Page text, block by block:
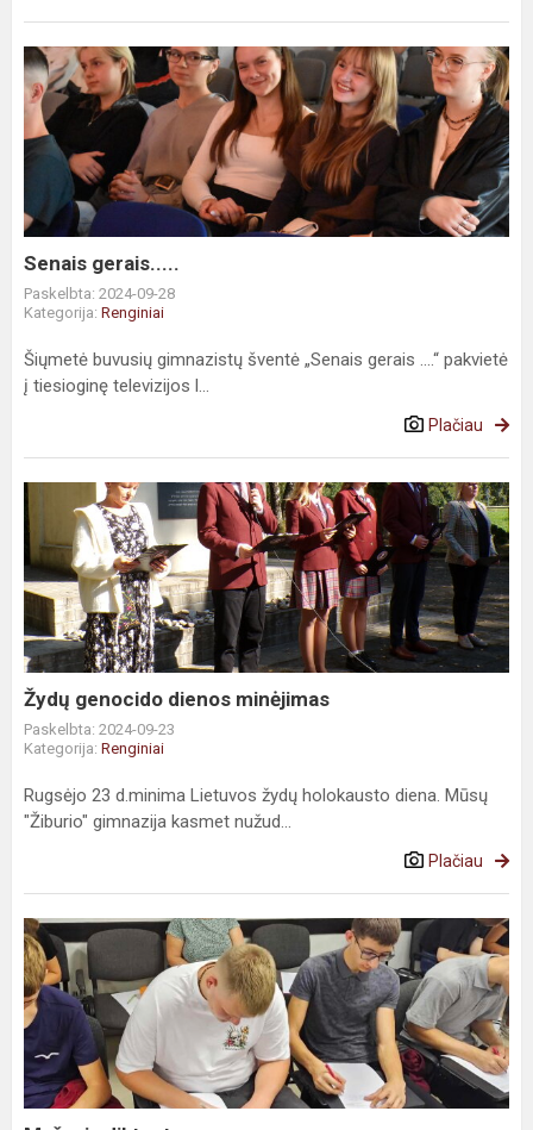
Senais gerais.....
Paskelbta: 2024-09-28
Kategorija: Renginiai
Šiųmetė buvusių gimnazistų šventė „Senais gerais ....“ pakvietė
į tiesioginę televizijos l...
Plačiau
Žydų genocido dienos minėjimas
Paskelbta: 2024-09-23
Kategorija: Renginiai
Rugsėjo 23 d.minima Lietuvos žydų holokausto diena. Mūsų
"Žiburio" gimnazija kasmet nužud...
Plačiau